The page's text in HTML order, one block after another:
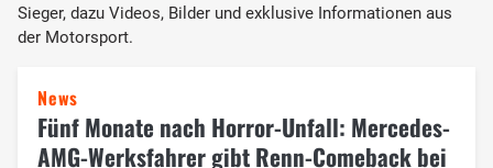
Sieger, dazu Videos, Bilder und exklusive Informationen aus
der Motorsport.
News
Fünf Monate nach Horror-Unfall: Mercedes-
AMG-Werksfahrer gibt Renn-Comeback bei